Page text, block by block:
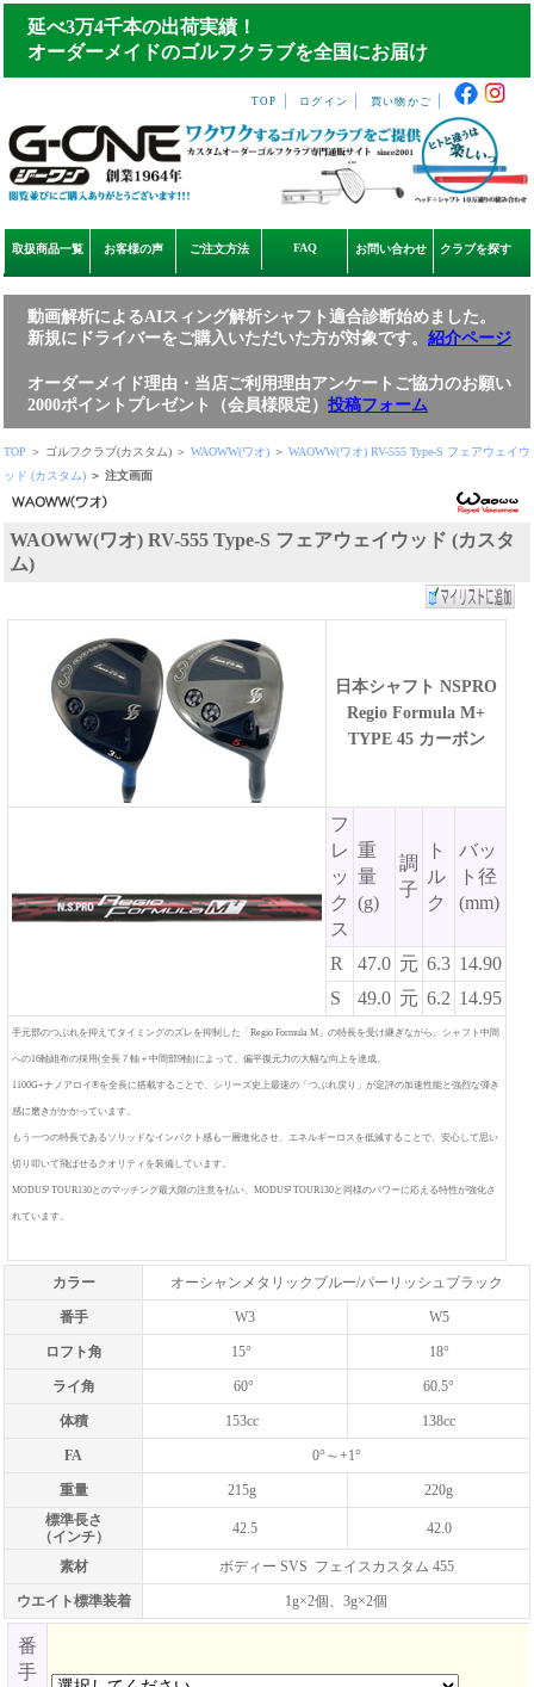
延べ3万4千本の出荷実績！
オーダーメイドのゴルフクラブを全国にお届け
TOP ログイン 買い物かご
取扱商品一覧 お客様の声 ご注文方法 FAQ お問い合わせ クラブを探す
動画解析によるAIスィング解析シャフト適合診断始めました。
新規にドライバーをご購入いただいた方が対象です。 紹介ページ
オーダーメイド理由・当店ご利用理由アンケートご協力のお願い
2000ポイントプレゼント（会員様限定） 投稿フォーム
TOP ＞ ゴルフクラブ(カスタム) ＞ WAOWW(ワオ) ＞ WAOWW(ワオ) RV-555 Type-S フェアウェイウ
ッド (カスタム) ＞ 注文画面
WAOWW(ワオ) RV-555 Type-S フェアウェイウッド (カスタ
ム)
日本シャフト NSPRO
Regio Formula M+
TYPE 45 カーボン
フ
レ
ッ
ク
ス
重
量
(g)
調
子
ト
ル
ク
バッ
ト径
(mm)
R 47.0 元 6.3 14.90
S
49.0 元 6.2 14.95
手元部のつぶれを抑えてタイミングのズレを抑制した「Regio Formula M」の特長を受け継ぎながら、シャフト中間
への16軸組布の採用(全長７軸＋中間部9軸)によって、偏平復元力の大幅な向上を達成。
1100G+ナノアロイ®を全長に搭載することで、シリーズ史上最速の「つぶれ戻り」が定評の加速性能と強烈な弾き
感に磨きがかかっています。
もう一つの特長であるソリッドなインパクト感も一層進化させ、エネルギーロスを低減することで、安心して思い
切り叩いて飛ばせるクオリティを装備しています。
MODUS³ TOUR130とのマッチング最大限の注意を払い、MODUS³ TOUR130と同様のパワーに応える特性が強化さ
れています。
カラー オーシャンメタリックブルー/パーリッシュブラック
番手 W3 W5
ロフト角 15° 18°
ライ角 60° 60.5°
体積 153cc 138cc
FA 0°～+1°
重量 215g
220g
標準長さ
（インチ）
42.5 42.0
素材 ボディー SVS フェイスカスタム 455
ウエイト標準装着 1g×2個、3g×2個
番
手